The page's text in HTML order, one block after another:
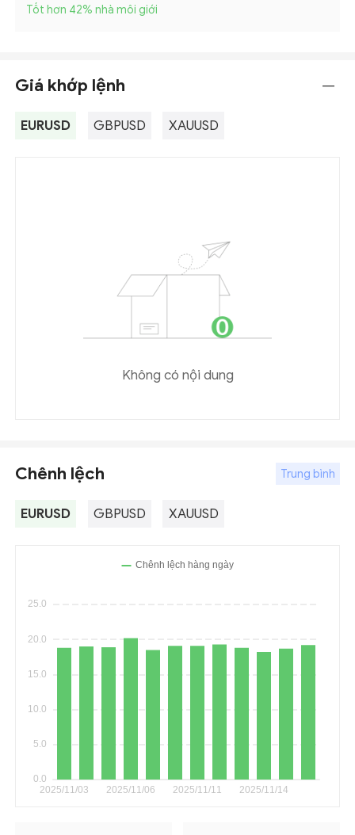
Tốt hơn 42% nhà môi giới
Giá khớp lệnh ---
EURUSD GBPUSD XAUUSD
Không có nội dung
Chênh lệch Trung bình
EURUSD GBPUSD XAUUSD